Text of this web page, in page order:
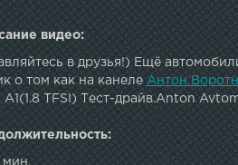
видео:
в друзья!) Ещё
о том как на канелеАнтон
A1(1.8 TFSI) Тест-драйв.Anton
мин.